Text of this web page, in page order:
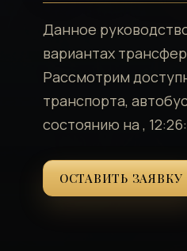
Данное
вариантах
Рассмотрим
транспорта,
состоянию на ,
ОСТАВИТЬ ЗАЯВКУ